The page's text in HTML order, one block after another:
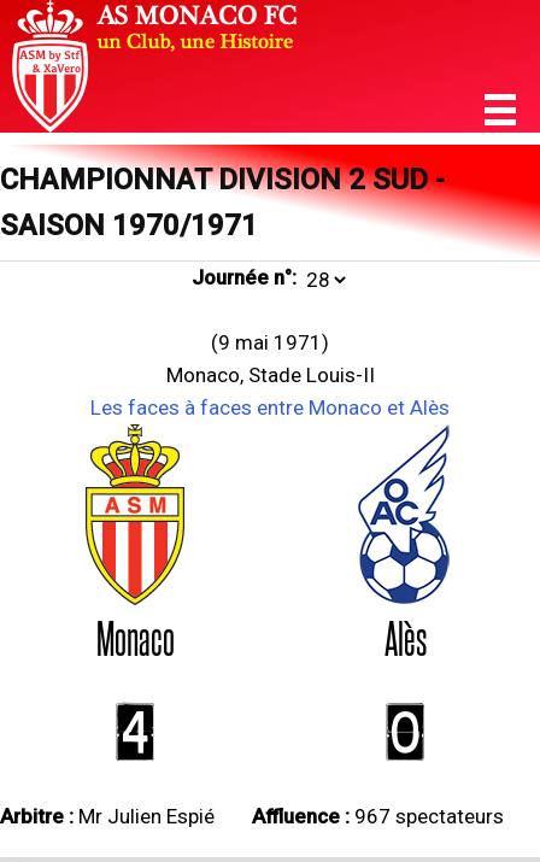
CHAMPIONNAT DIVISION 2 SUD -
SAISON 1970/1971
Journée n°:
(9 mai 1971)
Monaco, Stade Louis-II
Les faces à faces entre Monaco et Alès
Monaco Alès
4 0
Arbitre : Mr Julien Espié Affluence : 967 spectateurs